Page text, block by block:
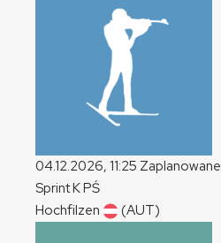
04.12.2026, 11:25 Zaplanowane
SprintKPŚ
Hochfilzen
(AUT)